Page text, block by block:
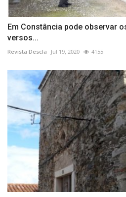
Em Constância pode observar
versos...
Revista Descla Jul 19, 2020 4155